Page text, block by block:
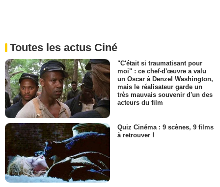
Toutes les actus Ciné
"C'était si traumatisant pour
moi" : ce chef-d'œuvre a valu
un Oscar à Denzel Washington,
mais le réalisateur garde un
très mauvais souvenir d'un des
acteurs du film
Quiz Cinéma : 9 scènes, 9 films
à retrouver !